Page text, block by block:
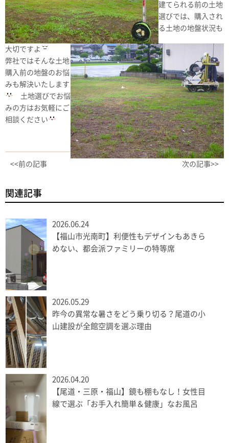
建てられる前の土地
選びでは、購入され
る土地の地盤状況も
大切ですよ
弊社ではそんな土地
購入前の地盤のお悩
みも解決いたします
土地選びでお悩
みの方はお気軽にご
相談ください
<<前の記事 次の記事>>
関連記事
2026.06.24
【福山市光南町】利便性もデザインもあきら
めない、都会派ファミリーの特等席
2026.05.29
昨今の異常な暑さをどう乗り切る？尾道の小
山建設が全館空調を選ぶ理由
2026.04.20
【尾道・三原・福山】鏡も棚もなし！女性目
線で選ぶ「お手入れ簡単＆健康」なお風呂